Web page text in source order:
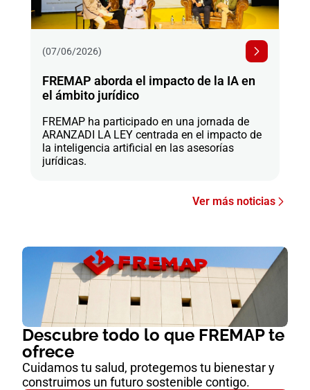
(07/06/2026)
FREMAP aborda el impacto de la IA en
el ámbito jurídico
FREMAP ha participado en una jornada de
ARANZADI LA LEY centrada en el impacto de
la inteligencia artificial en las asesorías
jurídicas.
Ver más noticias
Descubre todo lo que FREMAP te
ofrece
Cuidamos tu salud, protegemos tu bienestar y
construimos un futuro sostenible contigo.